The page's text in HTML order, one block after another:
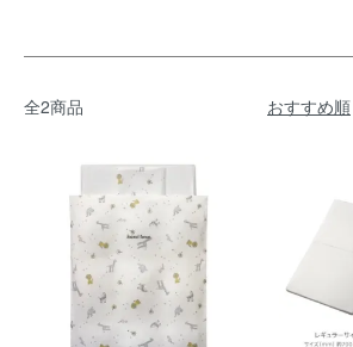
全2商品 おすすめ順